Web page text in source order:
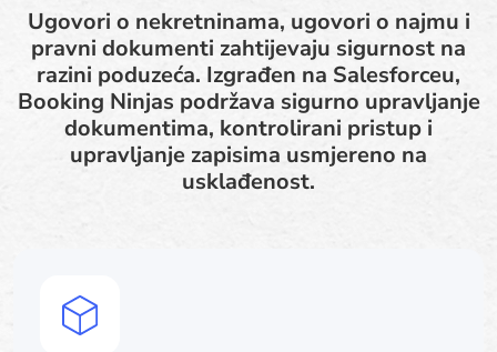
Ugovori o nekretninama, ugovori o najmu i
pravni dokumenti zahtijevaju sigurnost na
razini poduzeća. Izgrađen na Salesforceu,
Booking Ninjas podržava sigurno upravljanje
dokumentima, kontrolirani pristup i
upravljanje zapisima usmjereno na
usklađenost.